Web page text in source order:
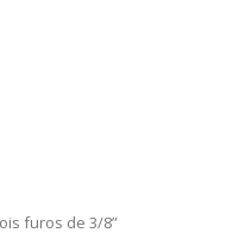
furos de 3/8”